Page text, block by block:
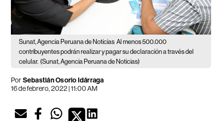
Sunat, Agencia Peruana de Noticias Al menos 500.000
contribuyentes podrán realizar y pagar su declaración a través del
celular. (Sunat, Agencia Peruana de Noticias)
PorSebastián Osorio Idárraga
16 de febrero, 2022 | 11:00 AM